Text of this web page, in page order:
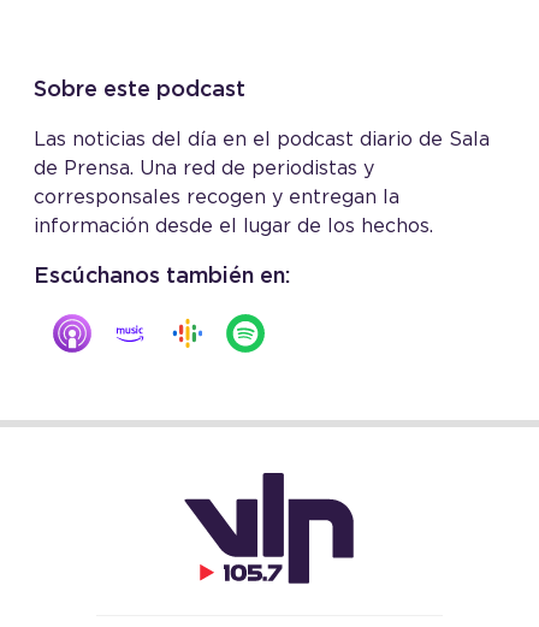
Sobre este podcast
Las noticias del día en el podcast diario de Sala
de Prensa. Una red de periodistas y
corresponsales recogen y entregan la
información desde el lugar de los hechos.
Escúchanos también en: